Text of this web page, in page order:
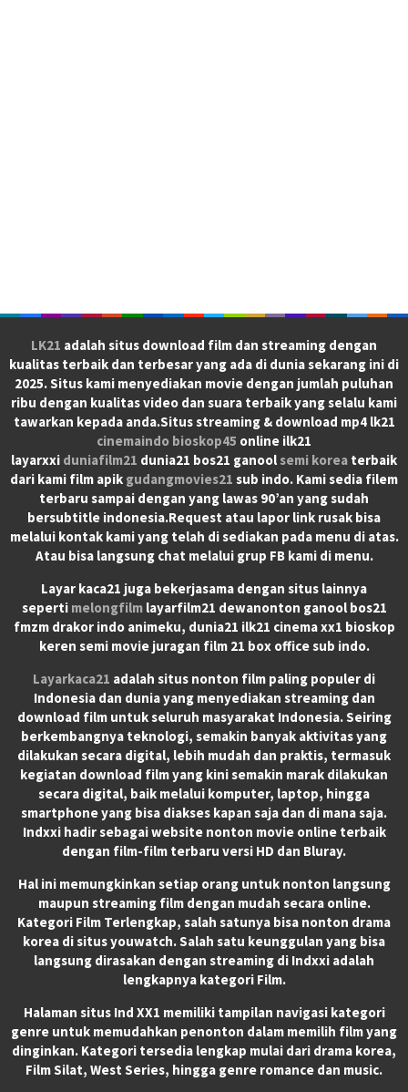
LK21 adalah situs download film dan streaming dengan
kualitas terbaik dan terbesar yang ada di dunia sekarang ini di
2025. Situs kami menyediakan movie dengan jumlah puluhan
ribu dengan kualitas video dan suara terbaik yang selalu kami
tawarkan kepada anda.Situs streaming & download mp4 lk21
cinemaindo bioskop45 online ilk21
layarxxi duniafilm21 dunia21 bos21 ganool semi korea terbaik
dari kami film apik gudangmovies21 sub indo. Kami sedia filem
terbaru sampai dengan yang lawas 90’an yang sudah
bersubtitle indonesia.Request atau lapor link rusak bisa
melalui kontak kami yang telah di sediakan pada menu di atas.
Atau bisa langsung chat melalui grup FB kami di menu.
Layar kaca21 juga bekerjasama dengan situs lainnya
seperti melongfilmlayarfilm21 dewanonton ganool bos21
fmzm drakor indo animeku, dunia21 ilk21 cinema xx1 bioskop
keren semi movie juragan film 21 box office sub indo.
Layarkaca21 adalah situs nonton film paling populer di
Indonesia dan dunia yang menyediakan streaming dan
download film untuk seluruh masyarakat Indonesia. Seiring
berkembangnya teknologi, semakin banyak aktivitas yang
dilakukan secara digital, lebih mudah dan praktis, termasuk
kegiatan download film yang kini semakin marak dilakukan
secara digital, baik melalui komputer, laptop, hingga
smartphone yang bisa diakses kapan saja dan di mana saja.
Indxxi hadir sebagai website nonton movie online terbaik
dengan film-film terbaru versi HD dan Bluray.
Hal ini memungkinkan setiap orang untuk nonton langsung
maupun streaming film dengan mudah secara online.
Kategori Film Terlengkap, salah satunya bisa nonton drama
korea di situs youwatch. Salah satu keunggulan yang bisa
langsung dirasakan dengan streaming di Indxxi adalah
lengkapnya kategori Film.
Halaman situs Ind XX1 memiliki tampilan navigasi kategori
genre untuk memudahkan penonton dalam memilih film yang
dinginkan. Kategori tersedia lengkap mulai dari drama korea,
Film Silat, West Series, hingga genre romance dan music.